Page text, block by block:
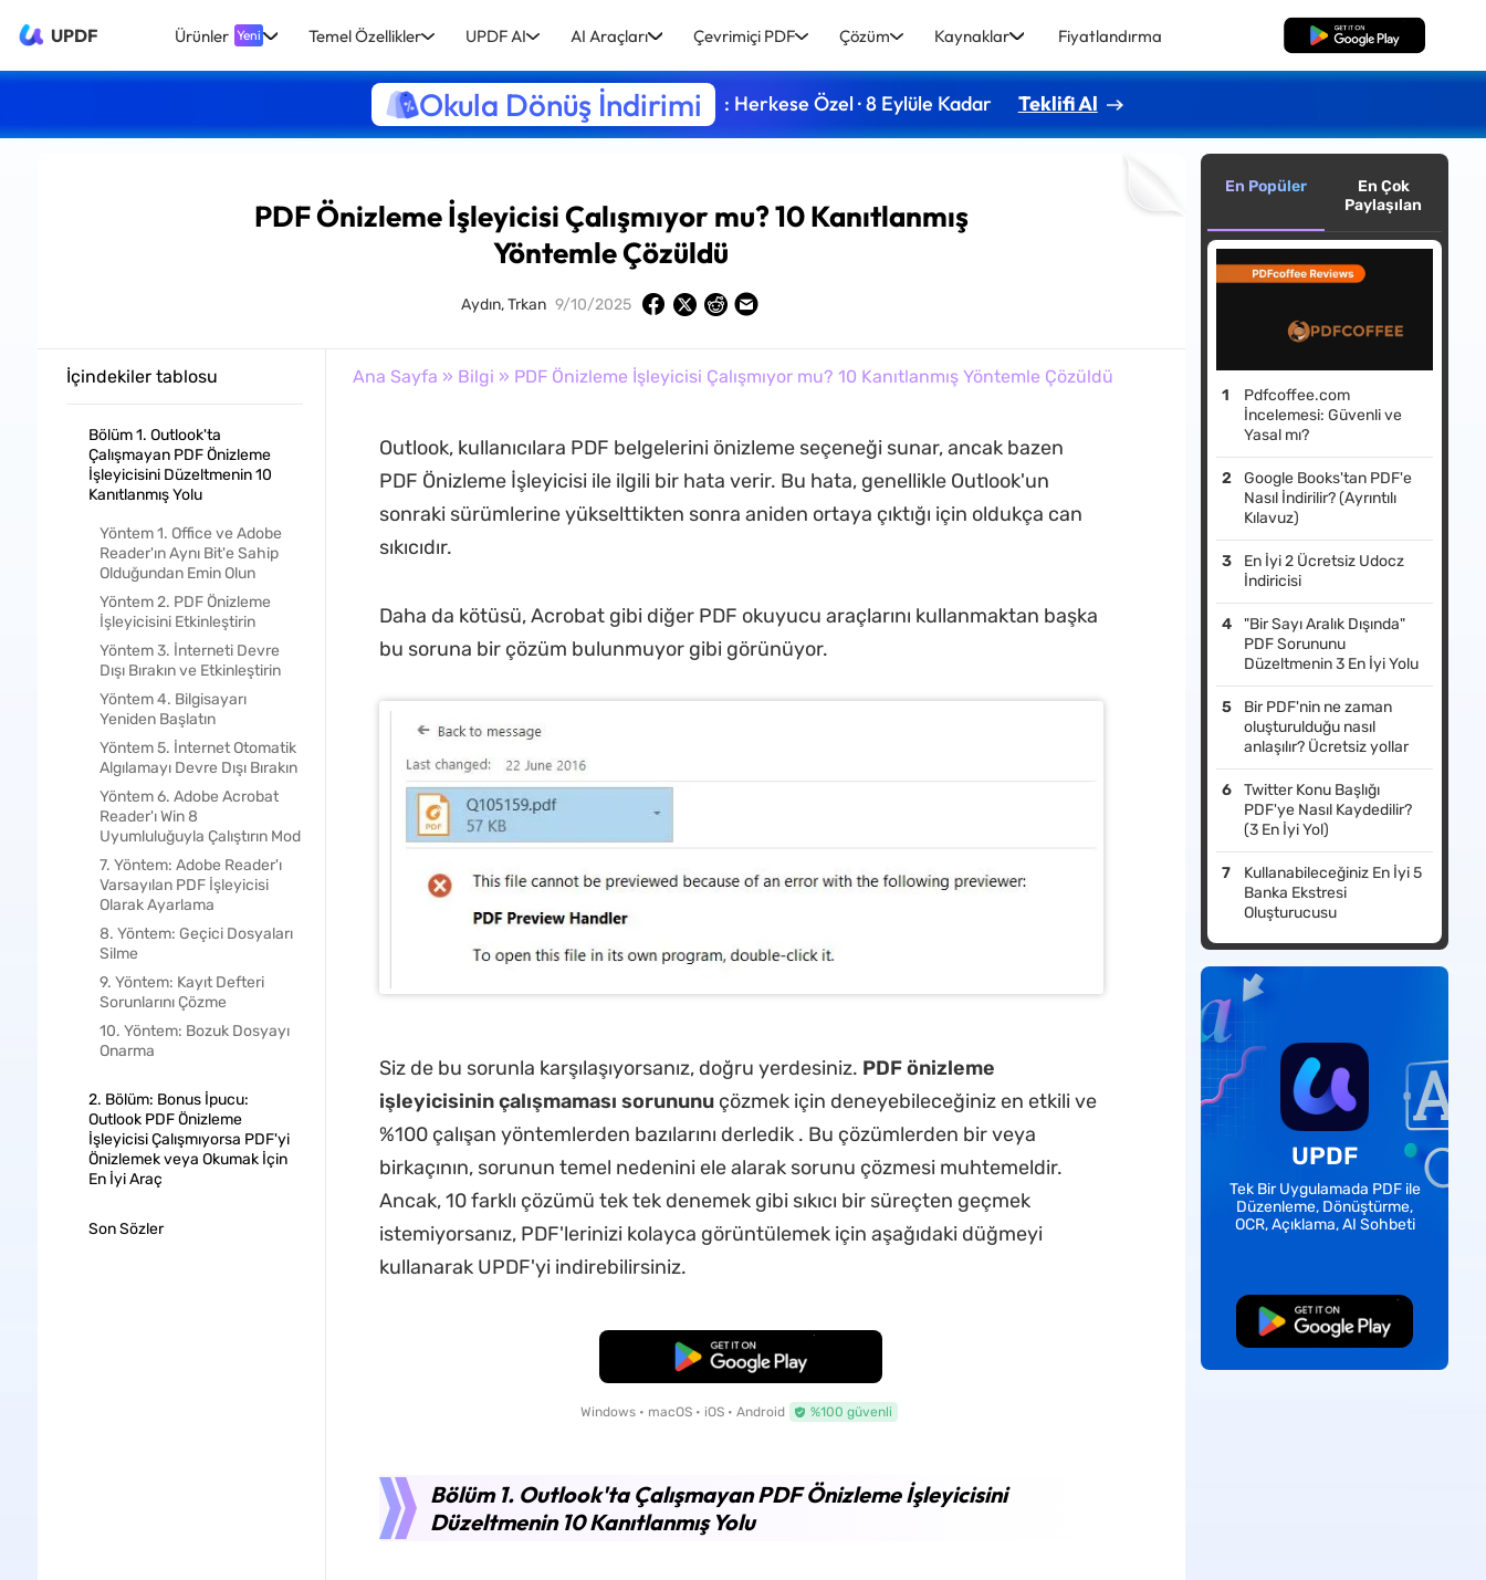
UPDF Ürünler Yeni Temel Özellikler UPDF AI AI Araçları Çevrimiçi PDF Çözüm Kaynaklar Fiyatlandırma Ücretsiz İndirme
Okula Dönüş İndirimi : Herkese Özel · 8 Eylüle Kadar Teklifi Al
PDF Önizleme İşleyicisi Çalışmıyor mu? 10 Kanıtlanmış
Yöntemle Çözüldü
Aydın, Trkan 9/10/2025
İçindekiler tablosu
Bölüm 1. Outlook'ta
Çalışmayan PDF Önizleme
İşleyicisini Düzeltmenin 10
Kanıtlanmış Yolu
Yöntem 1. Office ve Adobe
Reader'ın Aynı Bit'e Sahip
Olduğundan Emin Olun
Yöntem 2. PDF Önizleme
İşleyicisini Etkinleştirin
Yöntem 3. İnterneti Devre
Dışı Bırakın ve Etkinleştirin
Yöntem 4. Bilgisayarı
Yeniden Başlatın
Yöntem 5. İnternet Otomatik
Algılamayı Devre Dışı Bırakın
Yöntem 6. Adobe Acrobat
Reader'ı Win 8
Uyumluluğuyla Çalıştırın Mod
7. Yöntem: Adobe Reader'ı
Varsayılan PDF İşleyicisi
Olarak Ayarlama
8. Yöntem: Geçici Dosyaları
Silme
9. Yöntem: Kayıt Defteri
Sorunlarını Çözme
10. Yöntem: Bozuk Dosyayı
Onarma
2. Bölüm: Bonus İpucu:
Outlook PDF Önizleme
İşleyicisi Çalışmıyorsa PDF'yi
Önizlemek veya Okumak İçin
En İyi Araç
Son Sözler
Ana Sayfa » Bilgi » PDF Önizleme İşleyicisi Çalışmıyor mu? 10 Kanıtlanmış Yöntemle Çözüldü
Outlook, kullanıcılara PDF belgelerini önizleme seçeneği sunar, ancak bazen
PDF Önizleme İşleyicisi ile ilgili bir hata verir. Bu hata, genellikle Outlook'un
sonraki sürümlerine yükselttikten sonra aniden ortaya çıktığı için oldukça can
sıkıcıdır.
Daha da kötüsü, Acrobat gibi diğer PDF okuyucu araçlarını kullanmaktan başka
bu soruna bir çözüm bulunmuyor gibi görünüyor.
Siz de bu sorunla karşılaşıyorsanız, doğru yerdesiniz. PDF önizleme
işleyicisinin çalışmaması sorununuçözmek için deneyebileceğiniz en etkili ve
%100 çalışan yöntemlerden bazılarını derledik . Bu çözümlerden bir veya
birkaçının, sorunun temel nedenini ele alarak sorunu çözmesi muhtemeldir.
Ancak, 10 farklı çözümü tek tek denemek gibi sıkıcı bir süreçten geçmek
istemiyorsanız, PDF'lerinizi kolayca görüntülemek için aşağıdaki düğmeyi
kullanarak UPDF'yi indirebilirsiniz.
Ücretsiz İndirme
Windows • macOS • iOS • Android %100 güvenli
Bölüm 1. Outlook'ta Çalışmayan PDF Önizleme İşleyicisini
Düzeltmenin 10 Kanıtlanmış Yolu
En Popüler
En Çok
Paylaşılan
Pdfcoffee.com
İncelemesi: Güvenli ve
Yasal mı?
Google Books'tan PDF'e
Nasıl İndirilir? (Ayrıntılı
Kılavuz)
En İyi 2 Ücretsiz Udocz
İndiricisi
"Bir Sayı Aralık Dışında"
PDF Sorununu
Düzeltmenin 3 En İyi Yolu
Bir PDF'nin ne zaman
oluşturulduğu nasıl
anlaşılır? Ücretsiz yollar
Twitter Konu Başlığı
PDF'ye Nasıl Kaydedilir?
(3 En İyi Yol)
Kullanabileceğiniz En İyi 5
Banka Ekstresi
Oluşturucusu
UPDF
Tek Bir Uygulamada PDF ile
Düzenleme, Dönüştürme,
OCR, Açıklama, AI Sohbeti
Ücretsiz İndirme